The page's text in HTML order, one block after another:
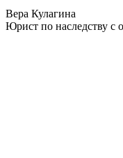
Вера Кулагина
Юрист по наследству с